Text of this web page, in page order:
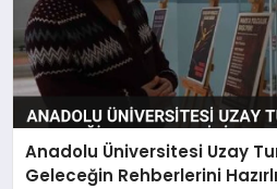
Anadolu Üniversitesi Uzay
Geleceğin Rehberlerini